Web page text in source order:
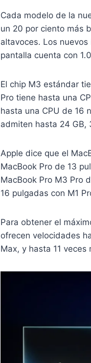
Cada modelo de la
un 20 por ciento más
altavoces. Los
pantalla cuenta con
El chip M3 estándar
Pro tiene hasta una
hasta una CPU de 16
admiten hasta 24 GB,
Apple dice que el
MacBook Pro de 13
MacBook Pro M3 Pro
16 pulgadas con M1
Para obtener el
ofrecen velocidades
Max, y hasta 11